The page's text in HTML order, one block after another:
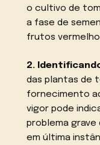
o cultivo de
a fase de
frutos
2.
das plantas de
fornecimento
vigor pode
problema
em última